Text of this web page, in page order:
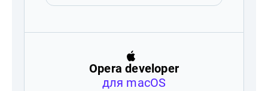
Opera developer
для macOS